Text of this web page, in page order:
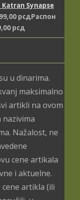
Katran Synapse
рсдРаспон
рсд
u dinarima.
maksimalno
artikli na ovom
Nažalost, ne
cene artikala
i aktuelne.
artikla (ili